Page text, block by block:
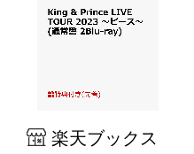
楽天ブックス